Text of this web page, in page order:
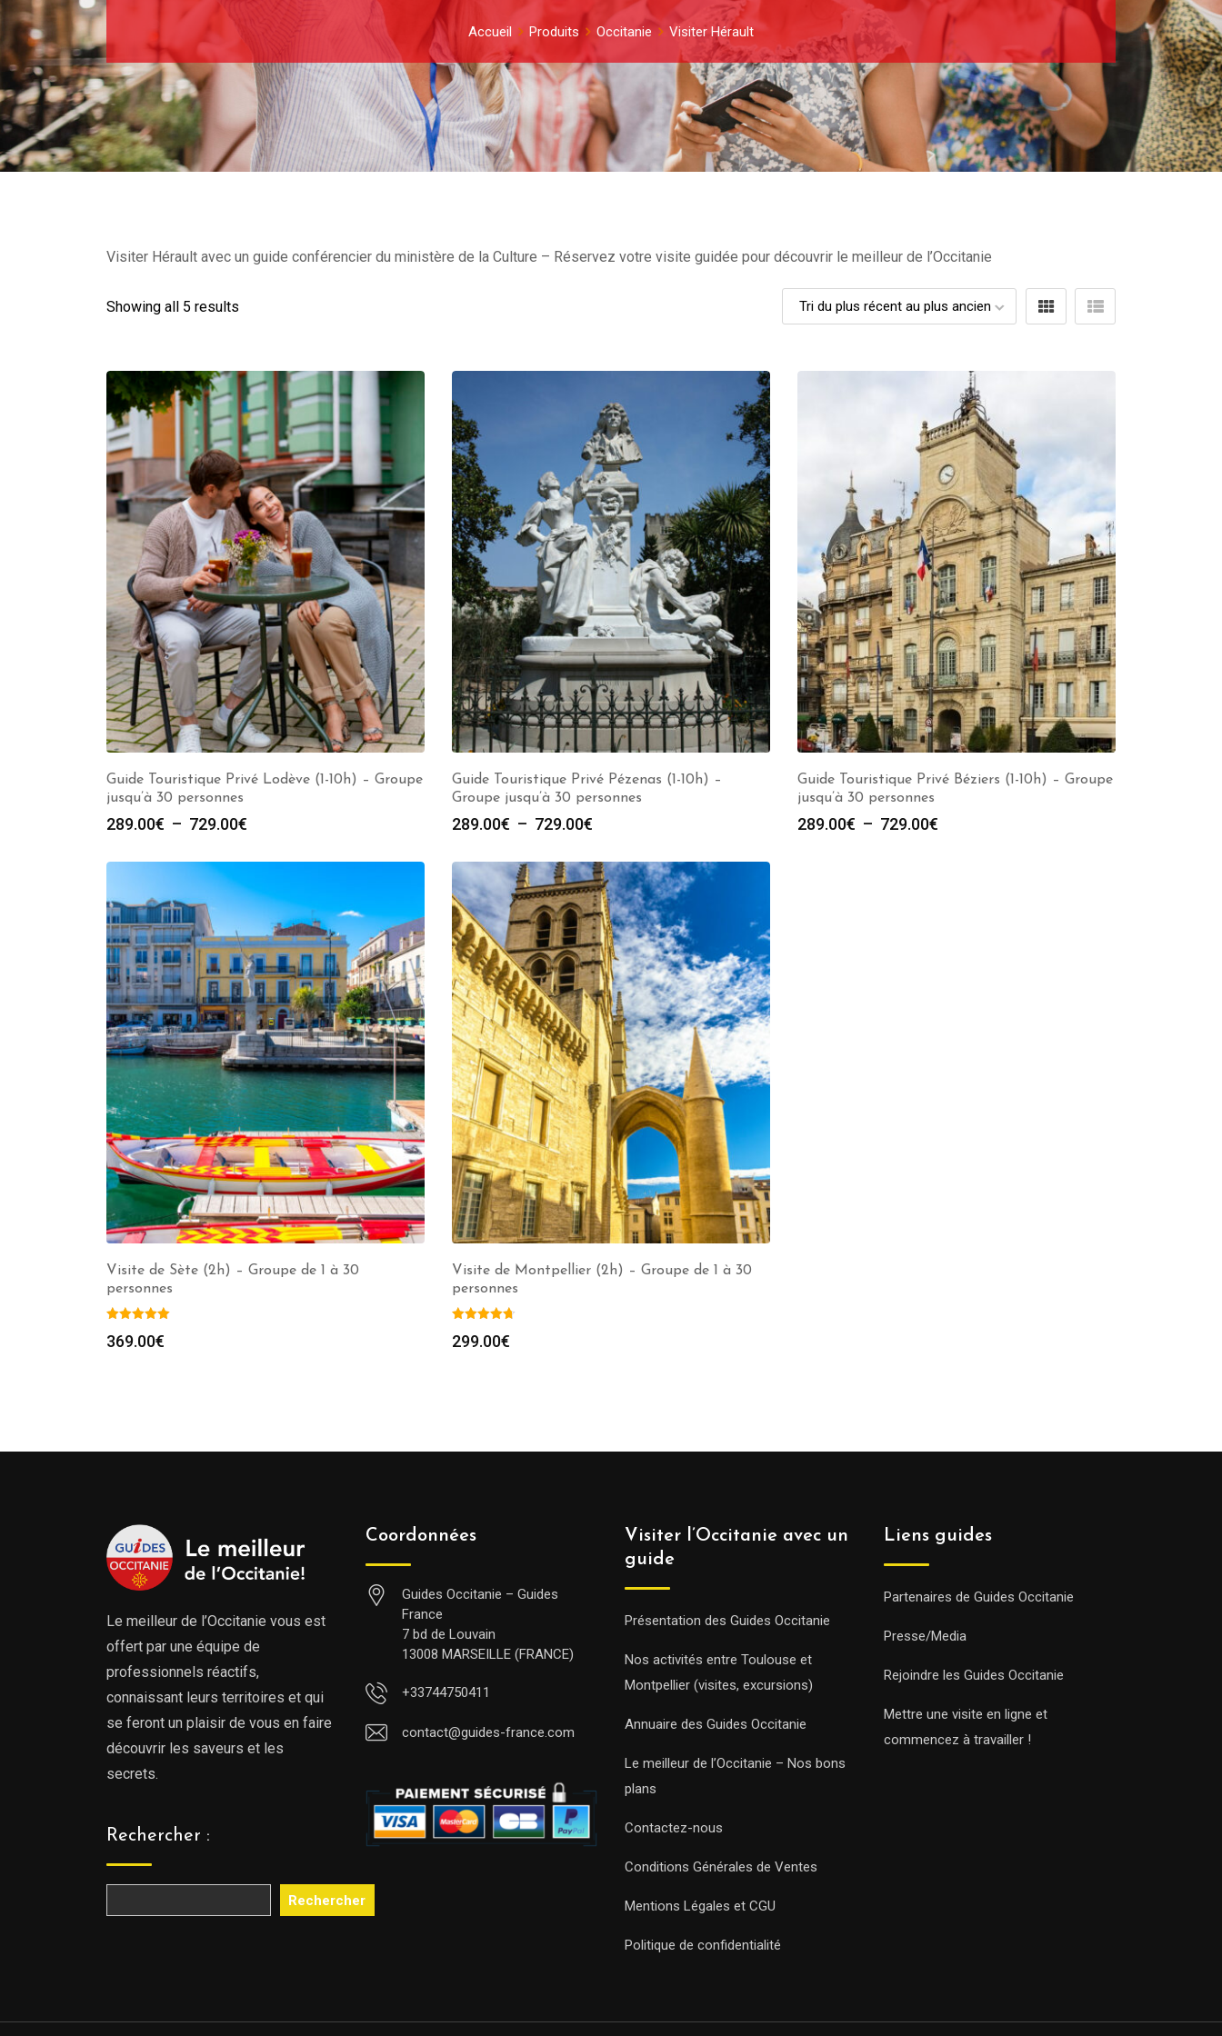
Accueil Produits Occitanie Visiter Hérault
Visiter Hérault avec un guide conférencier du ministère de la Culture – Réservez votre visite guidée pour découvrir le meilleur de l’Occitanie
Showing all 5 results
Guide Touristique Privé Lodève (1-10h) – Groupe
jusqu’à 30 personnes
289.00€ – 729.00€
prix :
289.00€
à
729.00€
Guide Touristique Privé Pézenas (1-10h) –
Groupe jusqu’à 30 personnes
289.00€ – 729.00€
prix :
289.00€
à
729.00€
Guide Touristique Privé Béziers (1-10h) – Groupe
jusqu’à 30 personnes
289.00€ – 729.00€
Visite de Sète (2h) – Groupe de 1 à 30
personnes
369.00€
Visite de Montpellier (2h) – Groupe de 1 à 30
personnes
299.00€
Le meilleur de l’Occitanie vous est
offert par une équipe de
professionnels réactifs,
connaissant leurs territoires et qui
se feront un plaisir de vous en faire
découvrir les saveurs et les
secrets.
Rechercher :
Rechercher
Coordonnées
Guides Occitanie – Guides
France
7 bd de Louvain
13008 MARSEILLE (FRANCE)
+33744750411
contact@guides-france.com
Visiter l’Occitanie avec un
guide
Présentation des Guides Occitanie
Nos activités entre Toulouse et
Montpellier (visites, excursions)
Annuaire des Guides Occitanie
Le meilleur de l’Occitanie – Nos bons
plans
Contactez-nous
Conditions Générales de Ventes
Mentions Légales et CGU
Politique de confidentialité
Liens guides
Partenaires de Guides Occitanie
Presse/Media
Rejoindre les Guides Occitanie
Mettre une visite en ligne et
commencez à travailler !